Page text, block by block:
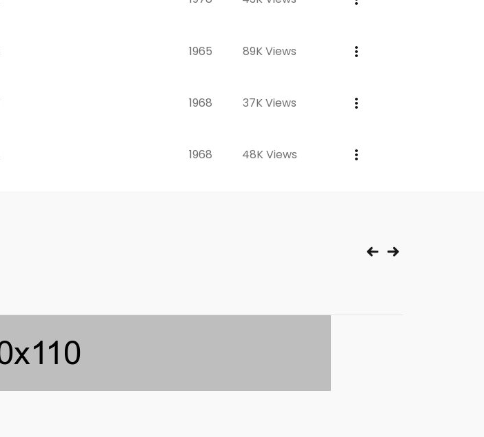
1965 89K Views
1968 37K Views
1968 48K Views